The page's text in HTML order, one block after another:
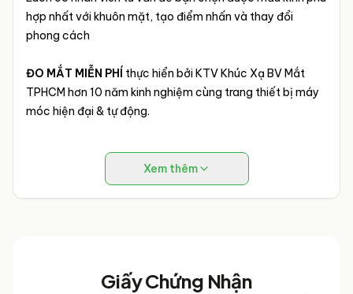
hợp nhất với khuôn mặt, tạo điểm nhấn và thay đổi
phong cách
ĐO MẮT MIỄN PHÍ thực hiển bởi KTV Khúc Xạ BV Mắt
TPHCM hơn 10 năm kinh nghiệm cùng trang thiết bị máy
móc hiện đại & tự động.
Xem thêm
Giấy Chứng Nhận